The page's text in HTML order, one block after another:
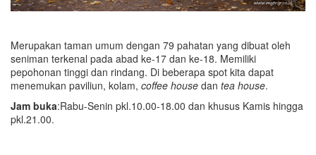
Merupakan taman umum dengan 79 pahatan yang dibuat oleh
seniman terkenal pada abad ke-17 dan ke-18. Memiliki
pepohonan tinggi dan rindang. Di beberapa spot kita dapat
menemukan paviliun, kolam, coffee house dan tea house.
Jam buka:Rabu-Senin pkl.10.00-18.00 dan khusus Kamis hingga
pkl.21.00.